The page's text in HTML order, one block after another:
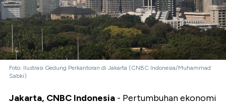
Foto: Ilustrasi Gedung Perkantoran di Jakarta (CNBC Indonesia/Muhammad
Sabki)
Jakarta, CNBC Indonesia - Pertumbuhan ekonomi